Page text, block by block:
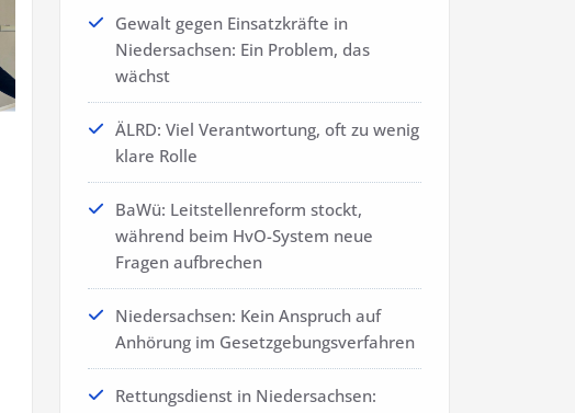
Gewalt gegen Einsatzkräfte in
Niedersachsen: Ein Problem, das
wächst
ÄLRD: Viel Verantwortung, oft zu wenig
klare Rolle
BaWü: Leitstellenreform stockt,
während beim HvO-System neue
Fragen aufbrechen
Niedersachsen: Kein Anspruch auf
Anhörung im Gesetzgebungsverfahren
Rettungsdienst in Niedersachsen: